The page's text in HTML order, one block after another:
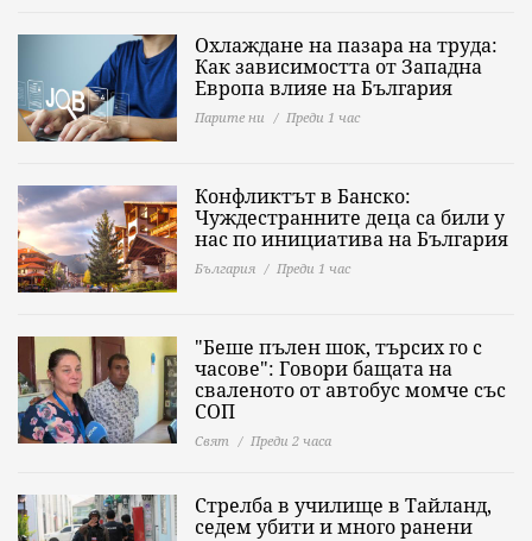
Охлаждане на пазара на труда:
Как зависимостта от Западна
Европа влияе на България
Парите ни Преди 1 час
Конфликтът в Банско:
Чуждестранните деца са били у
нас по инициатива на България
България Преди 1 час
"Беше пълен шок, търсих го с
часове": Говори бащата на
сваленото от автобус момче със
СОП
Свят Преди 2 часа
Стрелба в училище в Тайланд,
седем убити и много ранени